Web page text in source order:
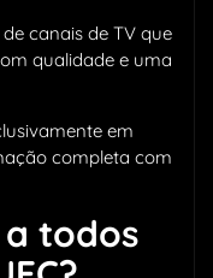
de canais de TV que
qualidade e uma
em
completa com
todos